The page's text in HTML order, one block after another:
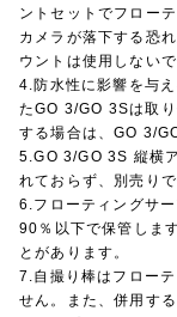
ントセットでフロー
カメラが落下する恐
ウントは使用しないで
4.防水性に影響を与
たGO 3/GO 3Sは取
する場合は、GO 3/
5.GO 3/GO 3S 縦横
れておらず、別売りで
6.フローティングサ
90％以下で保管しま
とがあります。
7.自撮り棒はフロー
せん。また、併用す